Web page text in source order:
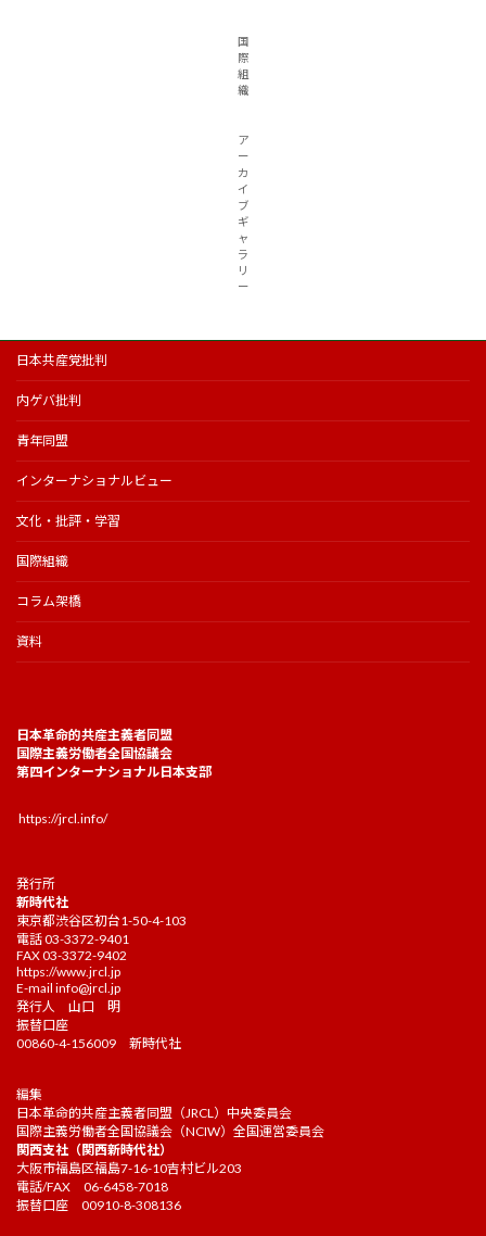
国
際
組
織
ア
ー
カ
イ
ブ
ギ
ャ
ラ
リ
ー
日本共産党批判
内ゲバ批判
青年同盟
インターナショナルビュー
文化・批評・学習
国際組織
コラム架橋
資料
日本革命的共産主義者同盟
国際主義労働者全国協議会
第四インターナショナル日本支部
https://jrcl.info/
発行所
新時代社
東京都渋谷区初台1-50-4-103
電話 03-3372-9401
FAX 03-3372-9402
https://www.jrcl.jp
E-mail info@jrcl.jp
発行人 山口 明
振替口座
00860-4-156009 新時代社
編集
日本革命的共産主義者同盟（JRCL）中央委員会
国際主義労働者全国協議会（NCIW）全国運営委員会
関西支社（関西新時代社）
大阪市福島区福島7-16-10吉村ビル203
電話/FAX 06-6458-7018
振替口座 00910-8-308136